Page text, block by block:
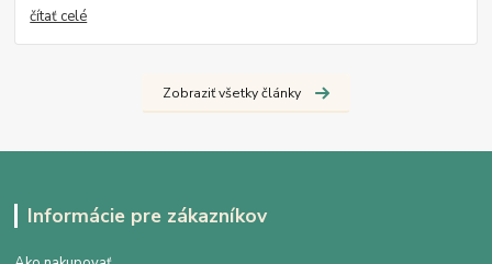
čítať celé
Zobraziť všetky články
Informácie pre zákazníkov